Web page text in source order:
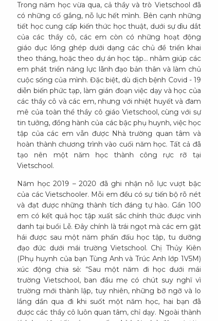
Trong năm học vừa qua, cả thầy và trò Vietschool đã
có những cố gắng, nỗ lực hết mình. Bên cạnh những
tiết học cung cấp kiến thức học thuật, dưới sự dìu dắt
của các thầy cô, các em còn có những hoạt động
giáo dục lồng ghép dưới dạng các chủ đề triển khai
theo tháng, hoặc theo dự án học tập… nhằm giúp các
em phát triển năng lực lãnh đạo bản thân và làm chủ
cuộc sống của mình. Đặc biệt, dù dịch bệnh Covid - 19
diễn biến phức tạp, làm gián đoạn việc dạy và học của
các thầy cô và các em, nhưng với nhiệt huyết và đam
mê của toàn thể thầy cô giáo Vietschool, cùng với sự
tin tưởng, đồng hành của các bậc phụ huynh, việc học
tập của các em vẫn được Nhà trường quan tâm và
hoàn thành chương trình vào cuối năm học. Tất cả đã
tạo nên một năm học thành công rực rỡ tại
Vietschool.
Năm học 2019 – 2020 đã ghi nhận nỗ lực vượt bậc
của các Vietschooler. Mỗi em đều có sự tiến bộ rõ nét
và đạt được những thành tích đáng tự hào. Gần 100
em có kết quả học tập xuất sắc chính thức được vinh
danh tại buổi Lễ. Đây chính là trái ngọt mà các em gặt
hái được sau một năm phấn đấu học tập, tu dưỡng
đạo đức dưới mái trường Vietschool. Chị Thủy Kiên
(Phụ huynh của bạn Tùng Anh và Trúc Anh lớp 1V5M)
xúc động chia sẻ: “Sau một năm đi học dưới mái
trường Vietschool, ban đầu mẹ có chút suy nghĩ vì
trường mới thành lập, tuy nhiên, những bỡ ngỡ và lo
lắng dần qua đi khi suốt một năm học, hai bạn đã
được các thầy cô luôn quan tâm, chỉ dạy. Ngoài thành